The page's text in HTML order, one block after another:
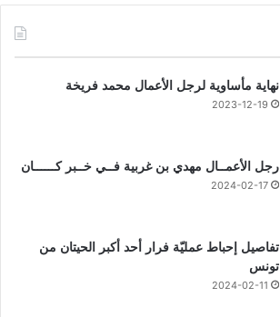
نهاية مأساوية لرجل الأعمال محمد فريخة
2023-12-19
رجل الأعمــال مهدي بن غربية فــي خــبر كــــــان
2024-02-17
تفاصيل إحباط عمليّة فرار أحد أكبر الحيتان من
تونس
2024-02-11